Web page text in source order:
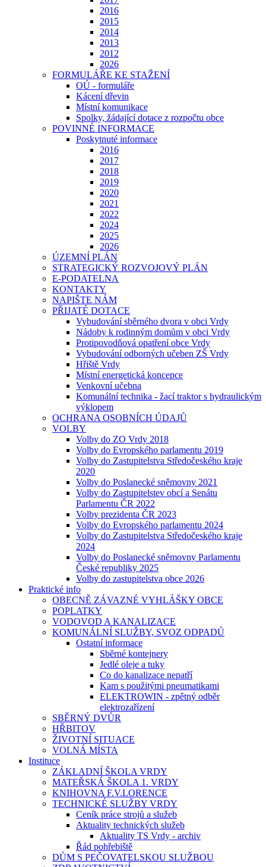
2016
2015
2014
2013
2012
2026
FORMULÁŘE KE STAŽENÍ
OÚ - formuláře
Kácení dřevin
Místní komunikace
Spolky, žádající dotace z rozpočtu obce
POVINNÉ INFORMACE
Poskytnuté informace
2016
2017
2018
2019
2020
2021
2022
2024
2025
2026
ÚZEMNÍ PLÁN
STRATEGICKÝ ROZVOJOVÝ PLÁN
E-PODATELNA
KONTAKTY
NAPIŠTE NÁM
PŘIJATÉ DOTACE
Vybudování sběrného dvora v obci Vrdy
Nádoby k rodinným domům v obci Vrdy
Protipovodňová opatření obce Vrdy
Vybudování odborných učeben ZŠ Vrdy
Hřiště Vrdy
Místní energetická koncepce
Venkovní učebna
Komunální technika - žací traktor s hydraulickým
výklopem
OCHRANA OSOBNÍCH ÚDAJŮ
VOLBY
Volby do ZO Vrdy 2018
Volby do Evropského parlamentu 2019
Volby do Zastupitelstva Středočeského kraje
2020
Volby do Poslanecké sněmovny 2021
Volby do Zastupitelstev obcí a Senátu
Parlamentu ČR 2022
Volby prezidenta ČR 2023
Volby do Evropského parlamentu 2024
Volby do Zastupitelstva Středočeského kraje
2024
Volby do Poslanecké sněmovny Parlamentu
České republiky 2025
Volby do zastupitelstva obce 2026
Praktické info
OBECNĚ ZÁVAZNÉ VYHLÁŠKY OBCE
POPLATKY
VODOVOD A KANALIZACE
KOMUNÁLNÍ SLUŽBY, SVOZ ODPADŮ
Ostatní informace
Sběrné kontejnery
Jedlé oleje a tuky
Co do kanalizace nepatří
Kam s použitými pneumatikami
ELEKTROWIN - zpětný odběr
elektrozařízení
SBĚRNÝ DVŮR
HŘBITOV
ŽIVOTNÍ SITUACE
VOLNÁ MÍSTA
Instituce
ZÁKLADNÍ ŠKOLA VRDY
MATEŘSKÁ ŠKOLA 1. VRDY
KNIHOVNA F.V.LORENCE
TECHNICKÉ SLUŽBY VRDY
Ceník práce strojů a služeb
Aktuality technických služeb
Aktuality TS Vrdy - archiv
Řád pohřebiště
DŮM S PEČOVATELSKOU SLUŽBOU